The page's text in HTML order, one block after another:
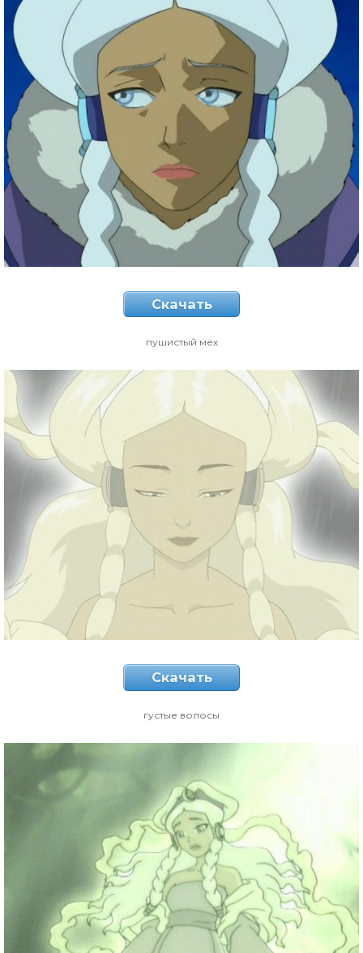
Скачать
пушистый мех
Скачать
густые волосы